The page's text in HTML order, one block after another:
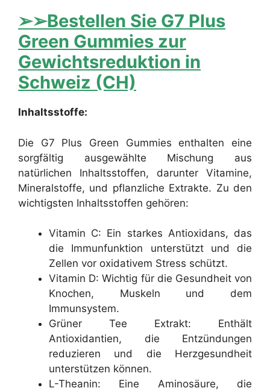
➢➢Bestellen Sie G7 Plus
Green Gummies zur
Gewichtsreduktion in
Schweiz (CH)
Inhaltsstoffe:
Die G7 Plus Green Gummies enthalten eine
sorgfältig ausgewählte Mischung aus
natürlichen Inhaltsstoffen, darunter Vitamine,
Mineralstoffe, und pflanzliche Extrakte. Zu den
wichtigsten Inhaltsstoffen gehören:
Vitamin C: Ein starkes Antioxidans, das
die Immunfunktion unterstützt und die
Zellen vor oxidativem Stress schützt.
Vitamin D: Wichtig für die Gesundheit von
Knochen, Muskeln und dem
Immunsystem.
Grüner Tee Extrakt: Enthält
Antioxidantien, die Entzündungen
reduzieren und die Herzgesundheit
unterstützen können.
L-Theanin: Eine Aminosäure, die